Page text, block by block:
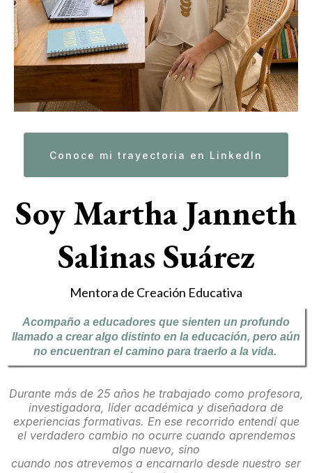
Conoce mi trayectoria en LinkedIn
Soy Martha Janneth
Salinas Suárez
Mentora de Creación Educativa
Acompaño a educadores que sienten un profundo
llamado a crear algo distinto en la educación, pero aún
no encuentran el camino para traerlo a la vida.
Durante más de 25 años he trabajado como profesora,
investigadora, líder académica y diseñadora de
experiencias formativas. En ese recorrido entendí que
el verdadero cambio no ocurre cuando aprendemos
algo nuevo, sino
cuando nos atrevemos a encarnarlo desde nuestro ser